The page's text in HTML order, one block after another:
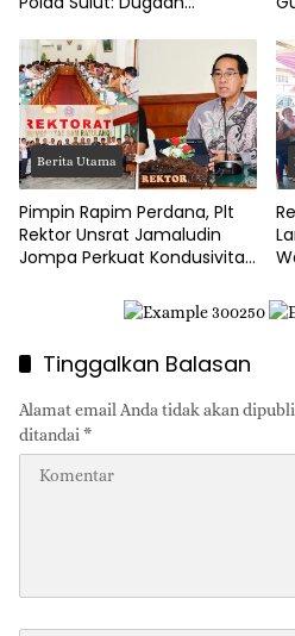
Hingga Jalan Tani Rp214
Juta
Berita Utama
Pimpin Rapim Perdana, Plt
Rektor Unsrat Jamaludin
Jompa Perkuat Kondusivitas
Tinggalkan Balasan
Alamat email Anda tidak akan
ditandai*